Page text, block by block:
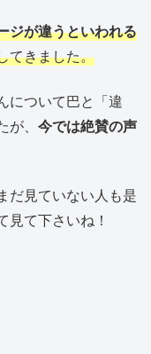
ジが違うといわれる
てきました。
について巴と「違
、 今では絶賛の声
だ見ていない人も是
て下さいね！